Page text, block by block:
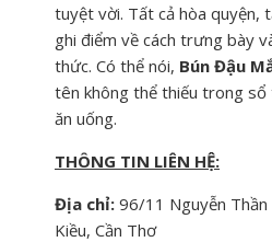
tuyệt vời. Tất cả hòa quyện,
ghi điểm về cách trưng bày
thức. Có thể nói, Bún Đậu
tên không thể thiếu trong
ăn uống.
THÔNG TIN LIÊN HỆ:
Địa chỉ: 96/11 Nguyễn Thần
Kiều, Cần Thơ